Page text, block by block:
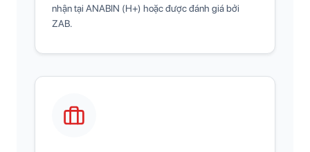
nhận tại ANABIN (H+) hoặc được đánh giá bởi
ZAB.